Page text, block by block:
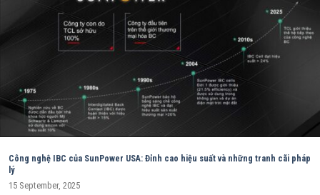
Công nghệ IBC của SunPower USA: Đỉnh cao hiệu suất và những tranh cãi pháp
lý
15 September, 2025